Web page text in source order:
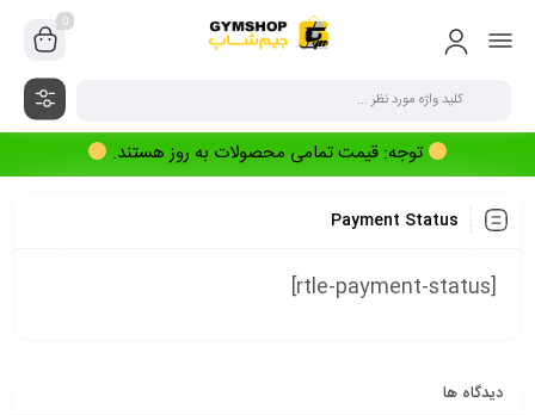
0
توجه: قیمت تمامی محصولات به روز هستند.
Payment Status
[rtle-payment-status]
دیدگاه ها